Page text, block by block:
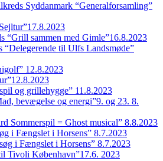
Syddanmark “Generalforsamling”
“Grill sammen med Gimle”16.8.2023
“Delegerende til Ulfs Landsmøde”
12.8.2023
og grillehygge” 11.8.2023
bevægelse og energi”9. og 23. 8.
Sommerspil = Ghost musical” 8.8.2023
i Fængslet i Horsens” 8.7.2023
i Fængslet i Horsens” 8.7.2023
Tivoli København”17.6. 2023